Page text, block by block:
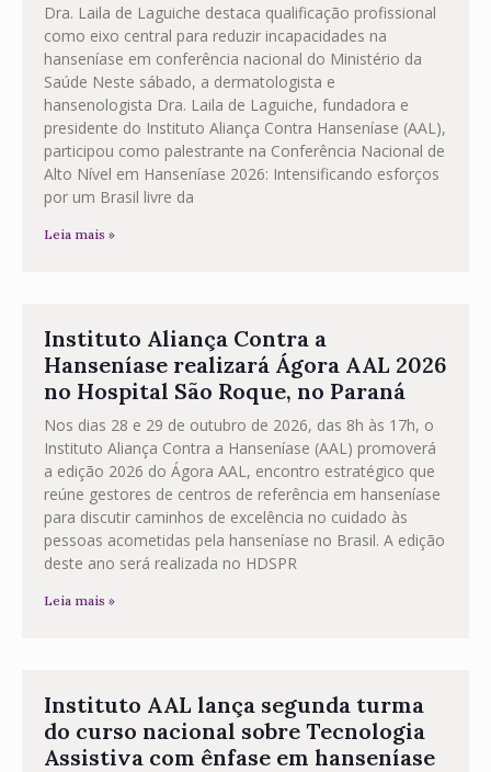
Dra. Laila de Laguiche destaca qualificação profissional
como eixo central para reduzir incapacidades na
hanseníase em conferência nacional do Ministério da
Saúde Neste sábado, a dermatologista e
hansenologista Dra. Laila de Laguiche, fundadora e
presidente do Instituto Aliança Contra Hanseníase (AAL),
participou como palestrante na Conferência Nacional de
Alto Nível em Hanseníase 2026: Intensificando esforços
por um Brasil livre da
Leia mais »
Instituto Aliança Contra a
Hanseníase realizará Ágora AAL 2026
no Hospital São Roque, no Paraná
Nos dias 28 e 29 de outubro de 2026, das 8h às 17h, o
Instituto Aliança Contra a Hanseníase (AAL) promoverá
a edição 2026 do Ágora AAL, encontro estratégico que
reúne gestores de centros de referência em hanseníase
para discutir caminhos de excelência no cuidado às
pessoas acometidas pela hanseníase no Brasil. A edição
deste ano será realizada no HDSPR
Leia mais »
Instituto AAL lança segunda turma
do curso nacional sobre Tecnologia
Assistiva com ênfase em hanseníase